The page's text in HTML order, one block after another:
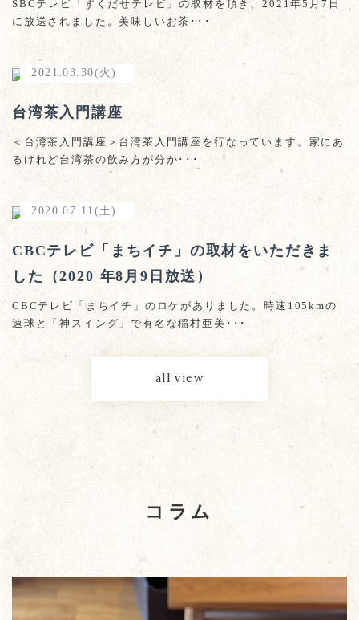
SBCテレビ「ずくだせテレビ」の取材を頂き、2021年5月7日
に放送されました。美味しいお茶･･･
2021.03.30(火)
台湾茶入門講座
＜台湾茶入門講座＞台湾茶入門講座を行なっています。家にあ
るけれど台湾茶の飲み方が分か･･･
2020.07.11(土)
CBCテレビ「まちイチ」の取材をいただきま
した（2020 年8月9日放送）
CBCテレビ「まちイチ」のロケがありました。時速105kmの
速球と「神スイング」で有名な稲村亜美･･･
all view
コラム